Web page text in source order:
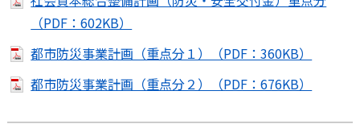
（PDF：602KB）
都市防災事業計画（重点分１）（PDF：360KB）
都市防災事業計画（重点分２）（PDF：676KB）